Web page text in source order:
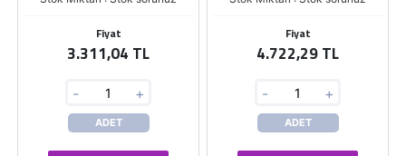
Fiyat
3.311,04 TL
- +
ADET
Fiyat
4.722,29 TL
- +
ADET